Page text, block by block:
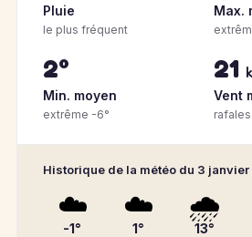
Pluie
le plus fréquent
Max.
2°
Min. moyen
extrême -6°
21
Vent
rafales
Historique de la météo du 3 janvier
☁️
-1°
☁️
1°
🌧️
13°